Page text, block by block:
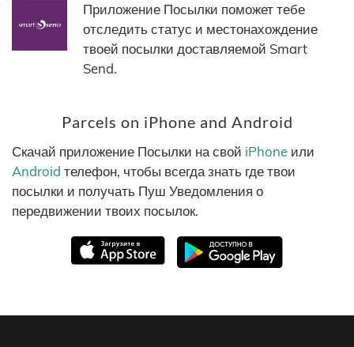
Приложение Посылки поможет тебе
отследить статус и местонахождение
твоей посылки доставляемой Smart
Send.
Parcels on iPhone and Android
Скачай приложение Посылки на свой iPhone или
Android телефон, чтобы всегда знать где твои
посылки и получать Пуш Уведомления о
передвижении твоих посылок.